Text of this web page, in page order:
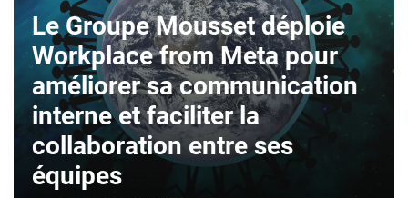
Le Groupe Mousset déploie
Workplace from Meta pour
améliorer sa communication
interne et faciliter la
collaboration entre ses
équipes